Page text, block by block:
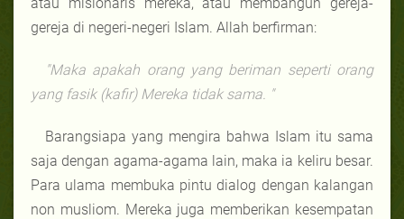
gereja di negeri-negeri Islam. Allah berfirman:
"Maka apakah orang yang beriman seperti orang
yang fasik (kafir) Mereka tidak sama. "
Barangsiapa yang mengira bahwa Islam itu sama
saja dengan agama-agama lain, maka ia keliru besar.
Para ulama membuka pintu dialog dengan kalangan
non musliom. Mereka juga memberikan kesempatan